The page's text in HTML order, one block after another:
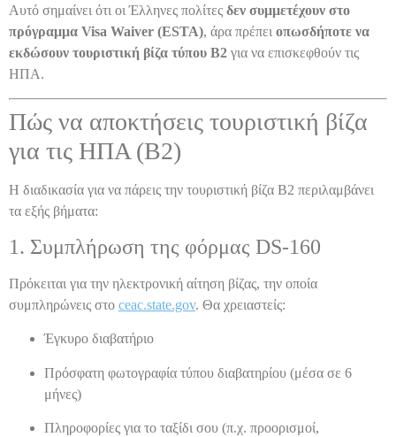
Αυτό σημαίνει ότι οι Έλληνες πολίτες δεν συμμετέχουν στο
πρόγραμμα Visa Waiver (ESTA), άρα πρέπει οπωσδήποτε να
εκδώσουν τουριστική βίζα τύπου B2 για να επισκεφθούν τις
ΗΠΑ.
Πώς να αποκτήσεις τουριστική βίζα
για τις ΗΠΑ (B2)
Η διαδικασία για να πάρεις την τουριστική βίζα B2 περιλαμβάνει
τα εξής βήματα:
1. Συμπλήρωση της φόρμας DS-160
Πρόκειται για την ηλεκτρονική αίτηση βίζας, την οποία
συμπληρώνεις στο ceac.state.gov. Θα χρειαστείς:
Έγκυρο διαβατήριο
Πρόσφατη φωτογραφία τύπου διαβατηρίου (μέσα σε 6
μήνες)
Πληροφορίες για το ταξίδι σου (π.χ. προορισμοί,